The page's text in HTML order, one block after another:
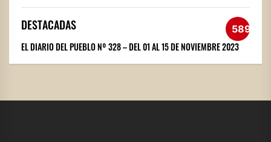
DESTACADAS 589
EL DIARIO DEL PUEBLO Nº 328 – DEL 01 AL 15 DE NOVIEMBRE 2023